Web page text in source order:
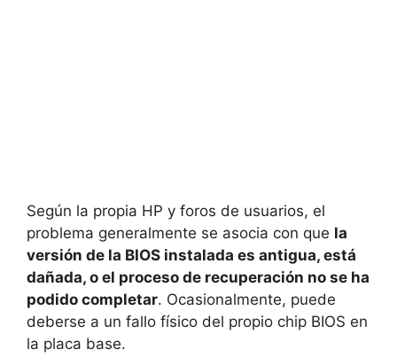
Según la propia HP y foros de usuarios, el
problema generalmente se asocia con que la
versión de la BIOS instalada es antigua, está
dañada, o el proceso de recuperación no se ha
podido completar. Ocasionalmente, puede
deberse a un fallo físico del propio chip BIOS en
la placa base.